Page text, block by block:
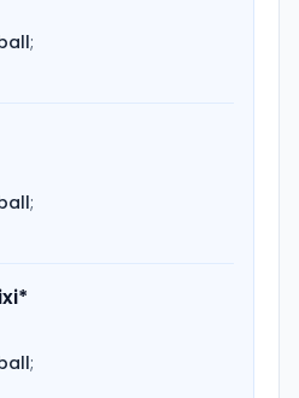
;
;
*
;